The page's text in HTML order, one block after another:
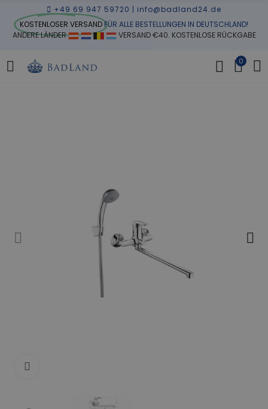
+49 69 947 59720 | info@badland24.de
KOSTENLOSER VERSANDFÜR ALLE BESTELLUNGEN IN DEUTSCHLAND!
ANDERE LÄNDER
VERSAND €40. KOSTENLOSE RÜCKGABE
0